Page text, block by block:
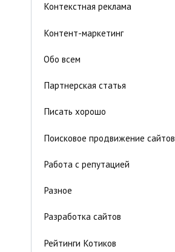
Контекстная реклама
Контент-маркетинг
Обо всем
Партнерская статья
Писать хорошо
Поисковое продвижение сайтов
Работа с репутацией
Разное
Разработка сайтов
Рейтинги Котиков